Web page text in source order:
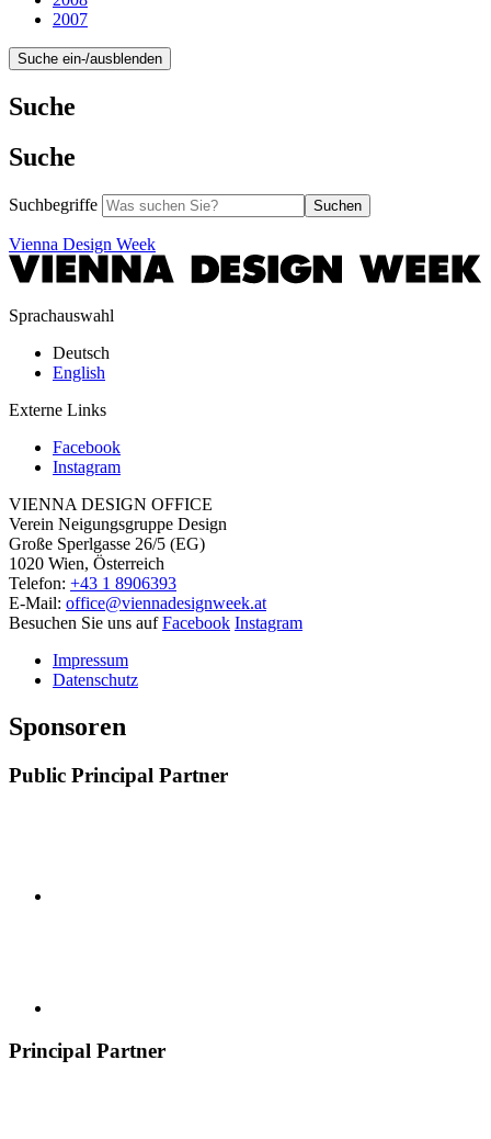
2007
Suche ein-/ausblenden
Suche
Suche
Suchbegriffe Suchen
Vienna Design Week
Sprachauswahl
Deutsch
English
Externe Links
Facebook
Instagram
VIENNA DESIGN OFFICE
Verein Neigungsgruppe Design
Große Sperlgasse 26/5 (EG)
1020 Wien, Österreich
Telefon: +43 1 8906393
E-Mail: office@viennadesignweek.at
Besuchen Sie uns aufFacebook Instagram
Impressum
Datenschutz
Sponsoren
Public Principal Partner
Principal Partner